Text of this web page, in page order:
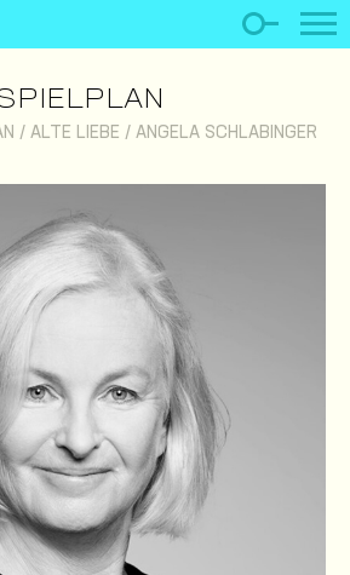
/ ALTE LIEBE / ANGELA SCHLABINGER